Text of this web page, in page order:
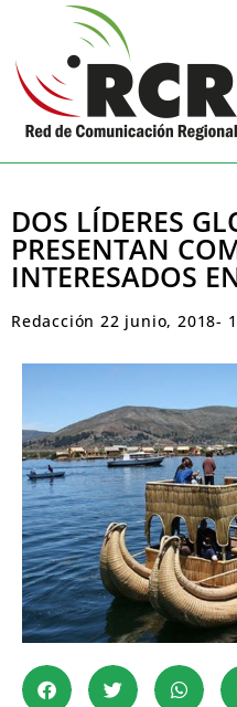
DOS LÍDERES
PRESENTAN
INTERESADOS
Redacción 22 junio, 2018-